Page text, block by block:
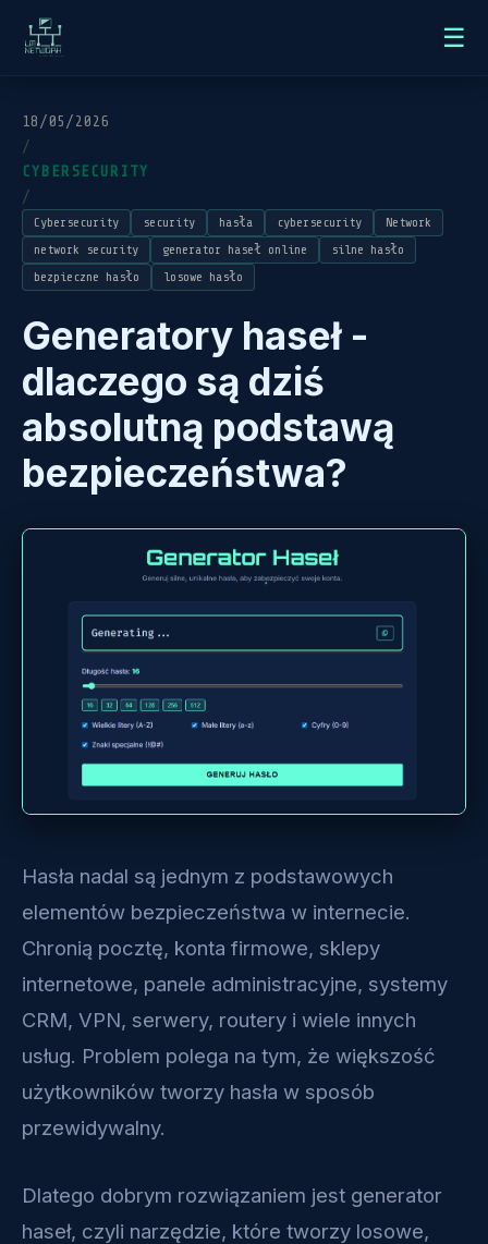
☰
18/05/2026
/
CYBERSECURITY
/
Cybersecurity security hasła cybersecurity
Network
network security
generator haseł online
silne hasło
bezpieczne hasło
losowe hasło
Generatory haseł -
dlaczego są dziś
absolutną podstawą
bezpieczeństwa?
Hasła nadal są jednym z podstawowych
elementów bezpieczeństwa w internecie.
Chronią pocztę, konta firmowe, sklepy
internetowe, panele administracyjne, systemy
CRM, VPN, serwery, routery i wiele innych
usług. Problem polega na tym, że większość
użytkowników tworzy hasła w sposób
przewidywalny.
Dlatego dobrym rozwiązaniem jest generator
haseł, czyli narzędzie, które tworzy losowe,